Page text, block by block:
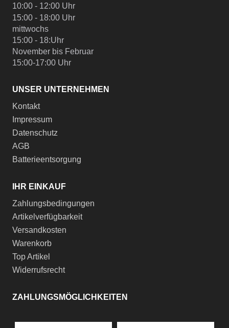
10:00 - 12:00 Uhr
15:00 - 18:00 Uhr
mittwochs
15:00 - 18:Uhr
November bis Februar
15:00-17:00 Uhr
UNSER UNTERNEHMEN
Kontakt
Impressum
Datenschutz
AGB
Batterieentsorgung
IHR EINKAUF
Zahlungsbedingungen
Artikelverfügbarkeit
Versandkosten
Warenkorb
Top Artikel
Widerrufsrecht
ZAHLUNGSMÖGLICHKEITEN